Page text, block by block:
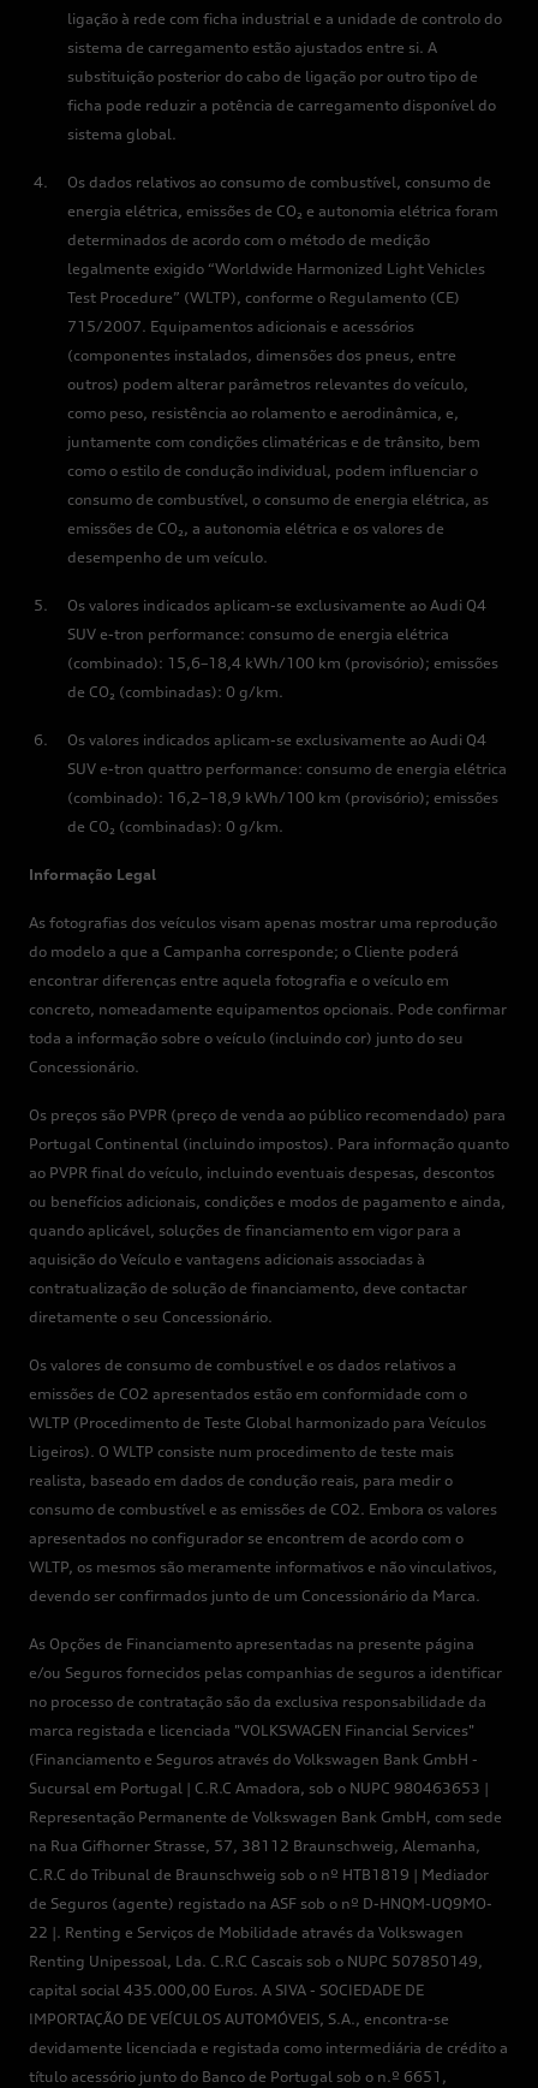
ligação à rede com ficha industrial e a unidade de controlo do
sistema de carregamento estão ajustados entre si. A
substituição posterior do cabo de ligação por outro tipo de
ficha pode reduzir a potência de carregamento disponível do
sistema global.
Os dados relativos ao consumo de combustível, consumo de
energia elétrica, emissões de CO₂ e autonomia elétrica foram
determinados de acordo com o método de medição
legalmente exigido “Worldwide Harmonized Light Vehicles
Test Procedure” (WLTP), conforme o Regulamento (CE)
715/2007. Equipamentos adicionais e acessórios
(componentes instalados, dimensões dos pneus, entre
outros) podem alterar parâmetros relevantes do veículo,
como peso, resistência ao rolamento e aerodinâmica, e,
juntamente com condições climatéricas e de trânsito, bem
como o estilo de condução individual, podem influenciar o
consumo de combustível, o consumo de energia elétrica, as
emissões de CO₂, a autonomia elétrica e os valores de
desempenho de um veículo.
Os valores indicados aplicam-se exclusivamente ao Audi Q4
SUV e-tron performance: consumo de energia elétrica
(combinado): 15,6–18,4 kWh/100 km (provisório); emissões
de CO₂ (combinadas): 0 g/km.
Os valores indicados aplicam-se exclusivamente ao Audi Q4
SUV e-tron quattro performance: consumo de energia elétrica
(combinado): 16,2–18,9 kWh/100 km (provisório); emissões
de CO₂ (combinadas): 0 g/km.
Informação Legal
As fotografias dos veículos visam apenas mostrar uma reprodução
do modelo a que a Campanha corresponde; o Cliente poderá
encontrar diferenças entre aquela fotografia e o veículo em
concreto, nomeadamente equipamentos opcionais. Pode confirmar
toda a informação sobre o veículo (incluindo cor) junto do seu
Concessionário.
Os preços são PVPR (preço de venda ao público recomendado) para
Portugal Continental (incluindo impostos). Para informação quanto
ao PVPR final do veículo, incluindo eventuais despesas, descontos
ou benefícios adicionais, condições e modos de pagamento e ainda,
quando aplicável, soluções de financiamento em vigor para a
aquisição do Veículo e vantagens adicionais associadas à
contratualização de solução de financiamento, deve contactar
diretamente o seu Concessionário.
Os valores de consumo de combustível e os dados relativos a
emissões de CO2 apresentados estão em conformidade com o
WLTP (Procedimento de Teste Global harmonizado para Veículos
Ligeiros). O WLTP consiste num procedimento de teste mais
realista, baseado em dados de condução reais, para medir o
consumo de combustível e as emissões de CO2. Embora os valores
apresentados no configurador se encontrem de acordo com o
WLTP, os mesmos são meramente informativos e não vinculativos,
devendo ser confirmados junto de um Concessionário da Marca.
As Opções de Financiamento apresentadas na presente página
e/ou Seguros fornecidos pelas companhias de seguros a identificar
no processo de contratação são da exclusiva responsabilidade da
marca registada e licenciada "VOLKSWAGEN Financial Services"
(Financiamento e Seguros através do Volkswagen Bank GmbH -
Sucursal em Portugal | C.R.C Amadora, sob o NUPC 980463653 |
Representação Permanente de Volkswagen Bank GmbH, com sede
na Rua Gifhorner Strasse, 57, 38112 Braunschweig, Alemanha,
C.R.C do Tribunal de Braunschweig sob o nº HTB1819 | Mediador
de Seguros (agente) registado na ASF sob o nº D-HNQM-UQ9MO-
22 |. Renting e Serviços de Mobilidade através da Volkswagen
Renting Unipessoal, Lda. C.R.C Cascais sob o NUPC 507850149,
capital social 435.000,00 Euros. A SIVA - SOCIEDADE DE
IMPORTAÇÃO DE VEÍCULOS AUTOMÓVEIS, S.A., encontra-se
devidamente licenciada e registada como intermediária de crédito a
título acessório junto do Banco de Portugal sob o n.º 6651,